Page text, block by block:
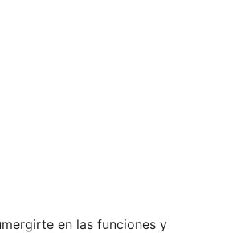
en las funciones y